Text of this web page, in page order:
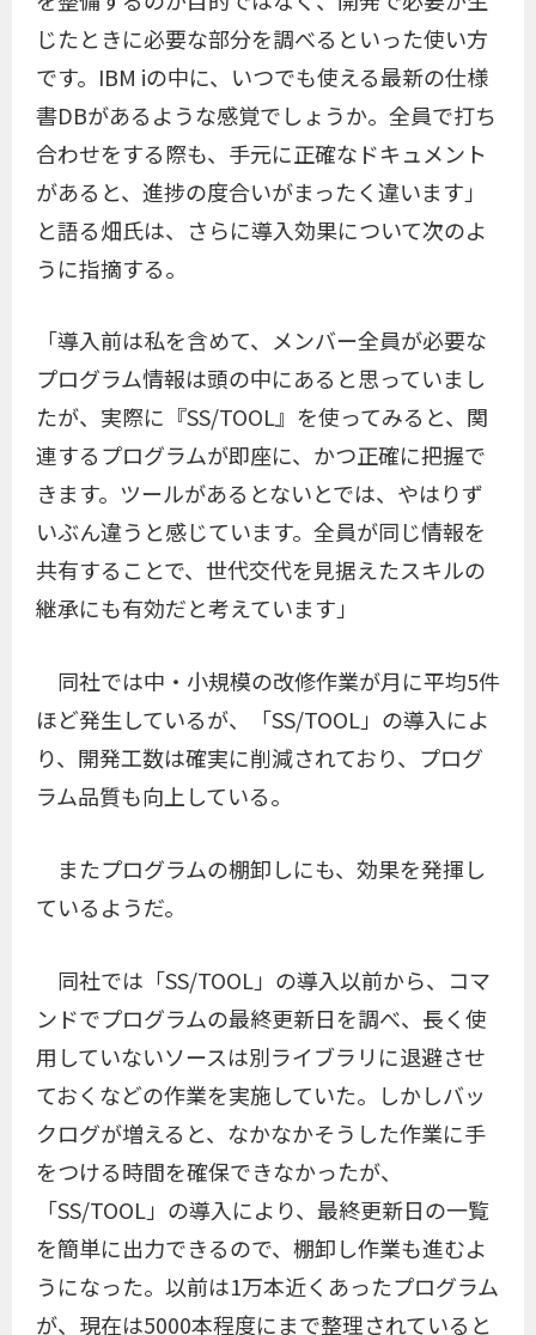
じたときに必要な部分を調べるといった使い方
です。IBM iの中に、いつでも使える最新の仕様
書DBがあるような感覚でしょうか。全員で打ち
合わせをする際も、手元に正確なドキュメント
があると、進捗の度合いがまったく違います」
と語る畑氏は、さらに導入効果について次のよ
うに指摘する。
「導入前は私を含めて、メンバー全員が必要な
プログラム情報は頭の中にあると思っていまし
たが、実際に『SS/TOOL』を使ってみると、関
連するプログラムが即座に、かつ正確に把握で
きます。ツールがあるとないとでは、やはりず
いぶん違うと感じています。全員が同じ情報を
共有することで、世代交代を見据えたスキルの
継承にも有効だと考えています」
同社では中・小規模の改修作業が月に平均5件
ほど発生しているが、「SS/TOOL」の導入によ
り、開発工数は確実に削減されており、プログ
ラム品質も向上している。
またプログラムの棚卸しにも、効果を発揮し
ているようだ。
同社では「SS/TOOL」の導入以前から、コマ
ンドでプログラムの最終更新日を調べ、長く使
用していないソースは別ライブラリに退避させ
ておくなどの作業を実施していた。しかしバッ
クログが増えると、なかなかそうした作業に手
をつける時間を確保できなかったが、
「SS/TOOL」の導入により、最終更新日の一覧
を簡単に出力できるので、棚卸し作業も進むよ
うになった。以前は1万本近くあったプログラム
が、現在は5000本程度にまで整理されていると